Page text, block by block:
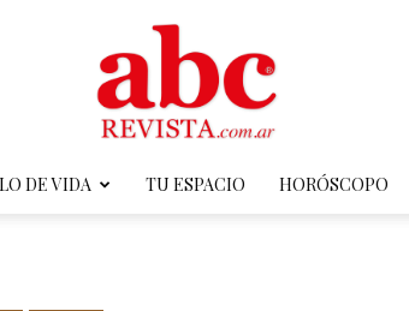
DE VIDA TU ESPACIO HORÓSCOPO